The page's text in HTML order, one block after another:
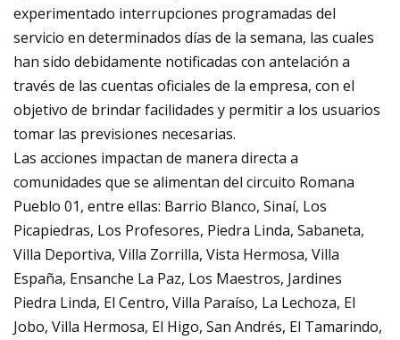
experimentado interrupciones programadas del
servicio en determinados días de la semana, las cuales
han sido debidamente notificadas con antelación a
través de las cuentas oficiales de la empresa, con el
objetivo de brindar facilidades y permitir a los usuarios
tomar las previsiones necesarias.
Las acciones impactan de manera directa a
comunidades que se alimentan del circuito Romana
Pueblo 01, entre ellas: Barrio Blanco, Sinaí, Los
Picapiedras, Los Profesores, Piedra Linda, Sabaneta,
Villa Deportiva, Villa Zorrilla, Vista Hermosa, Villa
España, Ensanche La Paz, Los Maestros, Jardines
Piedra Linda, El Centro, Villa Paraíso, La Lechoza, El
Jobo, Villa Hermosa, El Higo, San Andrés, El Tamarindo,